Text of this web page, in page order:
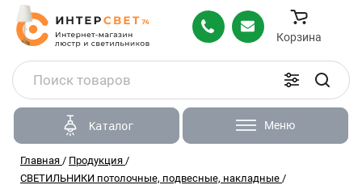
Корзина
Каталог Меню
Главная / Продукция /
СВЕТИЛЬНИКИ потолочные, подвесные, накладные /